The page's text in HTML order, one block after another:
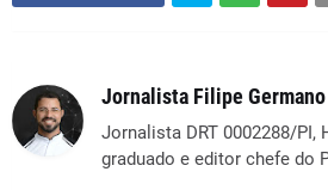
Jornalista Filipe Germano
Jornalista DRT 0002288/PI,
graduado e editor chefe do